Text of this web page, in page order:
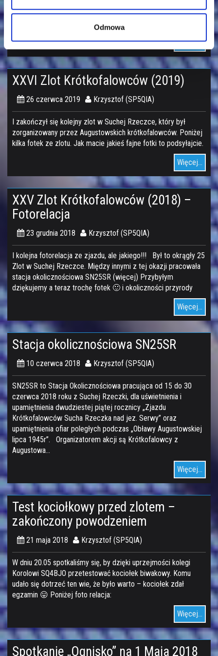
Odmowa
czasowo czasach ale daliście radę, za co dziękujemy. Poniżej
Więcej...
XXVI Zlot Krótkofalowców (2019)
26 czerwca 2019 Krzysztof (SP5QIA)
I zakończył się kolejny zlot w Suchej Rzeczce, który był
zorganizowany przez Augustowskich krótkofalowców. Poniżej
kilka fotek ze zlotu. Jak macie jakieś fajne fotki to podsyłajcie.
Więcej...
XXV Zlot Krótkofalowców (2018) –
Fotorelacja
23 grudnia 2018 Krzysztof (SP5QIA)
I kolejna fotorelacja ze zjazdu, ale jakiego!!! Był to okrągły 25
Zlot w Suchej Rzeczce. Między innymi z tej okazji pracowała
stacja okolicznościowa SN25SR (więcej) Przybyłym
dziękujemy a teraz trochę fotek 🙂 i okoliczności przyrody
Więcej...
Stacja okolicznościowa SN25SR
10 czerwca 2018 Krzysztof (SP5QIA)
SN25SR to Stacja Okolicznościowa pracująca od 15 do 30
czerwca 2018 roku z Suchej Rzeczki, dla uświetnienia i
upamiętnienia dwudziestej piątej rocznicy „Zjazdu
Krótkofalowców Sucha Rzeczka nad jez. Serwy” oraz
upamiętnienia ofiar poległych podczas „Obławy Augustowskiej
lipca 1945r”. Organizatorem akcji są Krótkofalowcy z
Augustowa…
Więcej...
Test kociołkowy przed zlotem –
zakończony powodzeniem
21 maja 2018 Krzysztof (SP5QIA)
W dniu 20.05 spotkaliśmy się, by dzięki uprzejmości kolegi
Korolowi SQ4BJO przetestować kociołek biwakowy. Komu
udało się dotrzeć ten wie, że było warto – kociołek zdał
egzamin 😛 Poniżej foto relacja:
Więcej...
Spotkanie „Ognisko” na 1 Maja 2018